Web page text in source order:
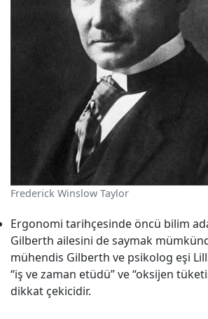
Frederick Winslow Taylor
Ergonomi tarihçesinde öncü bilim
Gilberth ailesini de saymak
mühendis Gilberth ve psikolog eşi
“iş ve zaman etüdü” ve “oksijen
dikkat çekicidir.